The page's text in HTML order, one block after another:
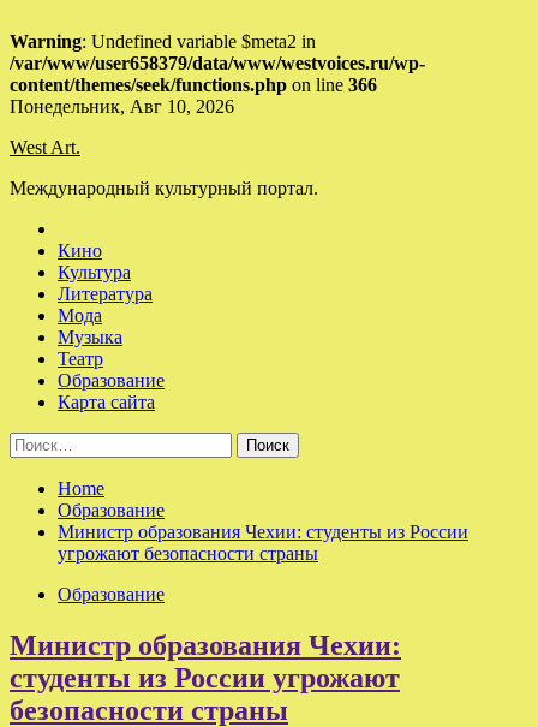
Warning: Undefined variable $meta2 in
/var/www/user658379/data/www/westvoices.ru/wp-
content/themes/seek/functions.php on line 366
Skip
content
Понедельник, Авг 10, 2026
West Art.
Международный культурный портал.
Кино
Культура
Литература
Мода
Музыка
Театр
Образование
Карта сайта
Найти:
Home
Образование
Министр образования Чехии: студенты из России
угрожают безопасности страны
Образование
Министр образования Чехии:
студенты из России угрожают
безопасности страны